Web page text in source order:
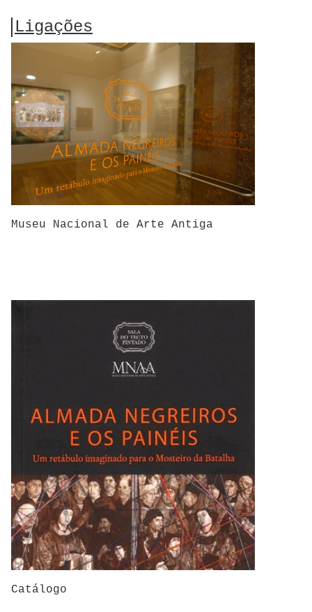
Ligações
Museu Nacional de Arte Antiga
Catálogo